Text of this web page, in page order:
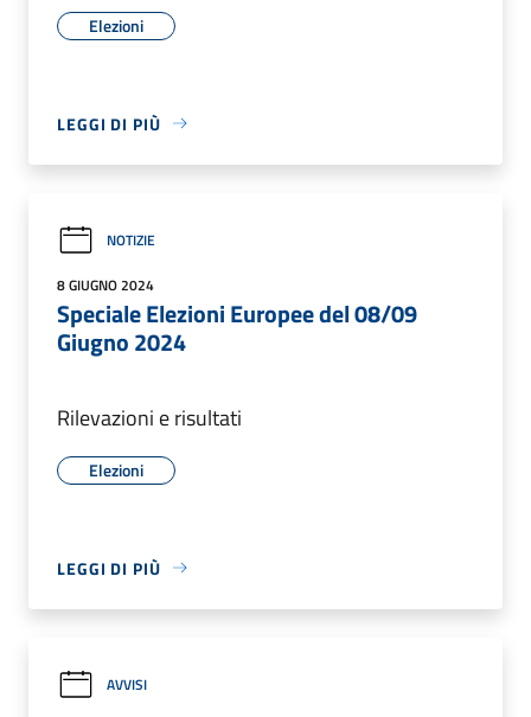
Elezioni
LEGGI DI PIÙ
NOTIZIE
8 GIUGNO 2024
Speciale Elezioni Europee del 08/09
Giugno 2024
Rilevazioni e risultati
Elezioni
LEGGI DI PIÙ
AVVISI